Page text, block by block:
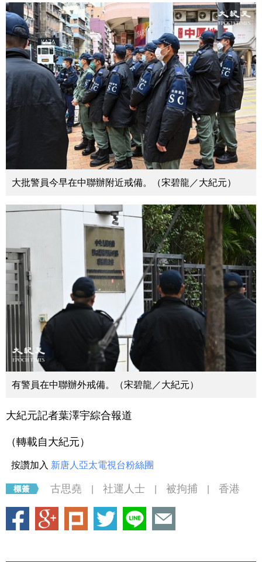
大批警員今早在中聯辦附近戒備。（宋碧龍／大紀元）
有警員在中聯辦外戒備。（宋碧龍／大紀元）
大紀元記者葉澤宇綜合報道
（轉載自大紀元）
按讚加入 新唐人亞太電視台粉絲團
古思堯 社運人士 被拘捕 香港